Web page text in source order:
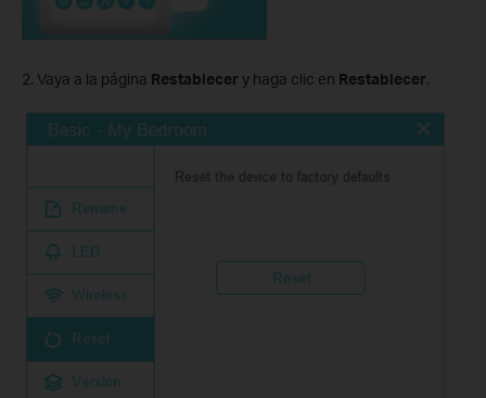
2. Vaya a la página Restablecer y haga clic en Restablecer.